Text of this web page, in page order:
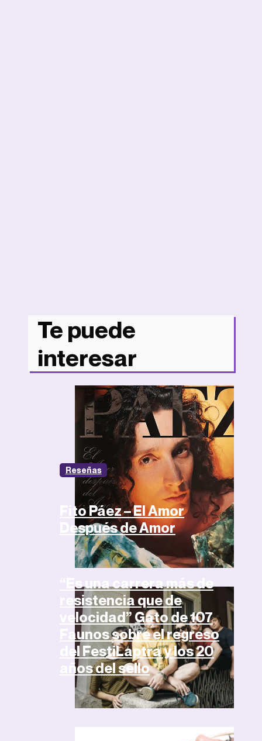
Te puede
interesar
Reseñas
Fito Páez – El Amor
Después de Amor
Artículos
“Es una carrera más de
resistencia que de
velocidad” Gato de 107
Faunos sobre el regreso
del FestiLaptra y los 20
años del sello